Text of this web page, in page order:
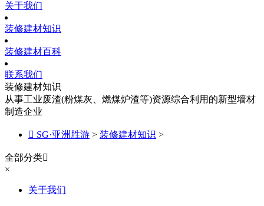
关于我们
装修建材知识
装修建材百科
联系我们
装修建材知识
从事工业废渣(粉煤灰、燃煤炉渣等)资源综合利用的新型墙材
制造企业
 SG·亚洲胜游 > 装修建材知识 >
全部分类
×
关于我们